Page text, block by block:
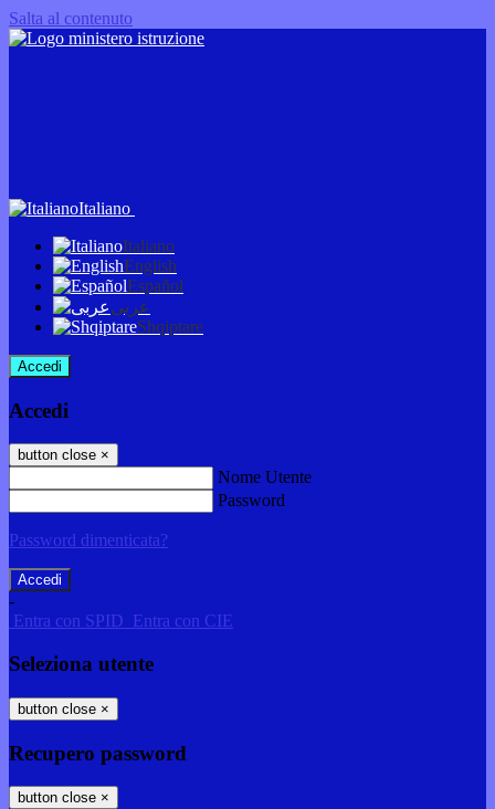
Salta al contenuto
Italiano
Italiano
English
Español
عربى
Shqiptare
Accedi
Accedi
button close ×
Nome Utente
Password
Password dimenticata?
-
Entra con SPID Entra con CIE
Seleziona utente
button close ×
Recupero password
button close ×